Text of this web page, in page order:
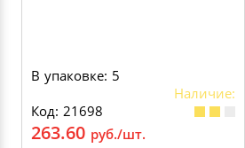
В упаковке: 5
Наличие:
Код: 21698
263.60 руб./шт.